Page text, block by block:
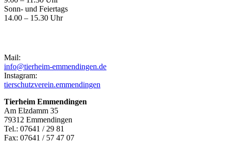
Sonn- und Feiertags
14.00 – 15.30 Uhr
Mail:
info@tierheim-emmendingen.de
Instagram:
tierschutzverein.emmendingen
Tierheim Emmendingen
Am Elzdamm 35
79312 Emmendingen
Tel.: 07641 / 29 81
Fax: 07641 / 57 47 07